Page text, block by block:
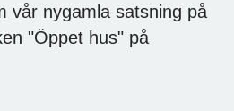
vår nygamla satsning på
"Öppet hus" på